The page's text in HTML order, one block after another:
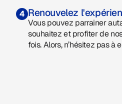
4 Renouvelez
Vous pouvez parrainer
souhaitez et profiter de
fois. Alors, n’hésitez pas à